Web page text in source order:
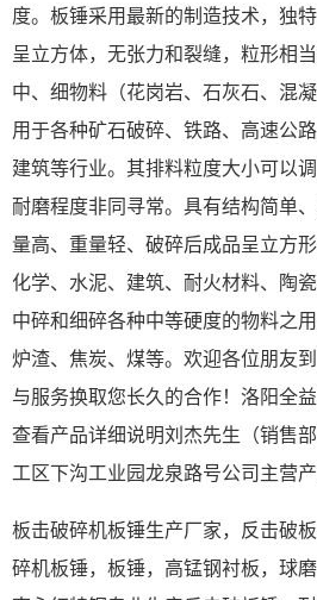
度。板锤采用最新的制造技术，独
呈立方体，无张力和裂缝，粒形相
中、细物料（花岗岩、石灰石、混
用于各种矿石破碎、铁路、高速公
建筑等行业。其排料粒度大小可以
耐磨程度非同寻常。具有结构简单
量高、重量轻、破碎后成品呈立方
化学、水泥、建筑、耐火材料、陶
中碎和细碎各种中等硬度的物料之
炉渣、焦炭、煤等。欢迎各位朋友
与服务换取您长久的合作！洛阳全
查看产品详细说明刘杰先生（销售
工区下沟工业园龙泉路号公司主营产
板击破碎机板锤生产厂家，反击破
碎机板锤，板锤，高锰钢衬板，球